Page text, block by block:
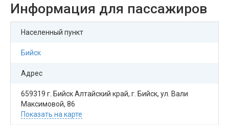
Информация для пассажиров
Населенный пункт
Бийск
Адрес
659319 г. Бийск Алтайский край, г. Бийск, ул. Вали
Максимовой, 86
Показать на карте